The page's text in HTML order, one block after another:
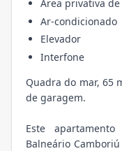
Área privativa de
Ar-condicionado
Elevador
Interfone
Quadra do mar, 65
de garagem.
Este
Balneário